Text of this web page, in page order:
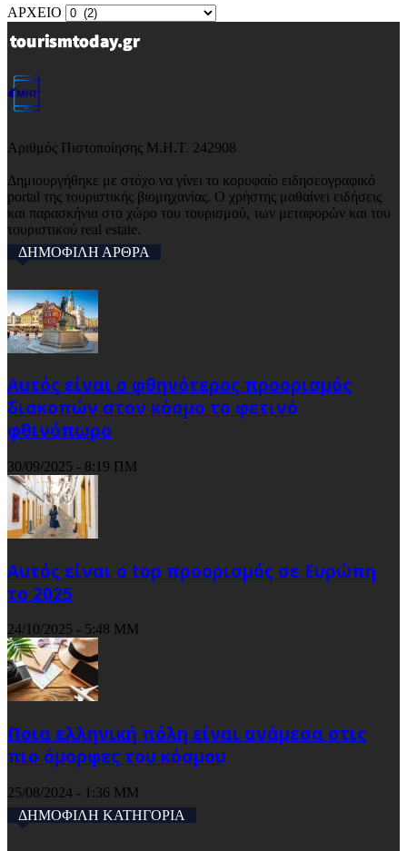
ΑΡΧΕΙΟ
Αριθμός Πιστοποίησης Μ.Η.Τ. 242908
Δημιουργήθηκε με στόχο να γίνει το κορυφαίο ειδησεογραφικό
portal της τουριστικής βιομηχανίας. Ο χρήστης μαθαίνει ειδήσεις
και παρασκήνια στο χώρο του τουρισμού, των μεταφορών και του
τουριστικού real estate.
ΔΗΜΟΦΙΛΗ ΑΡΘΡΑ
Αυτός είναι ο φθηνότερος προορισμός
διακοπών στον κόσμο το φετινό
φθινόπωρο
30/09/2025 - 8:19 ΠΜ
Αυτός είναι ο top προορισμός σε Ευρώπη
το 2025
24/10/2025 - 5:48 ΜΜ
Ποια ελληνική πόλη είναι ανάμεσα στις
πιο όμορφες του κόσμου
25/08/2024 - 1:36 ΜΜ
ΔΗΜΟΦΙΛΗ ΚΑΤΗΓΟΡΙΑ